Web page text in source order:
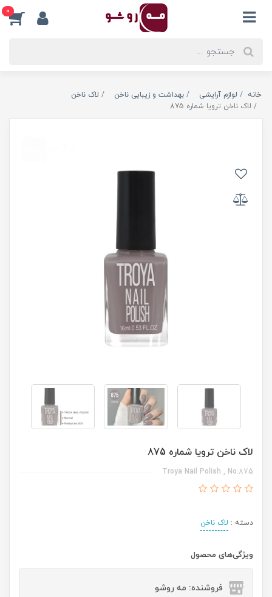
0
خانه لوازم آرایشی بهداشت و زیبایی ناخن
لاک ناخن
لاک ناخن ترویا شماره 875
لاک ناخن ترویا شماره 875
Troya Nail Polish , No:875
دسته : لاک ناخن
ویژگی‌های محصول
فروشنده: مه رو‌شو